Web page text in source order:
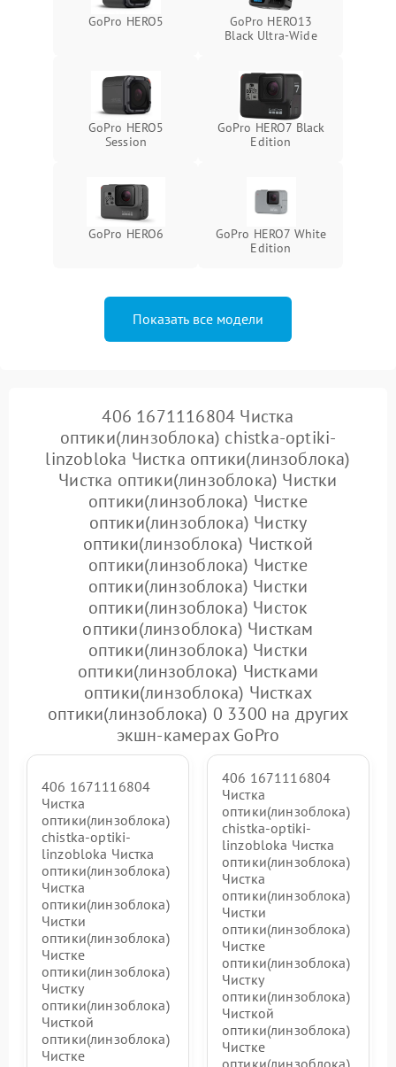
1000 ₽ Подробнее →
Повреждение системы
защиты от перегрузок
Подробнее →
Неисправность системы
GoPro HERO5
GoPro HERO13
Black Ultra‑Wide
GoPro HERO5
Session
GoPro HERO7 Black
Edition
GoPro HERO6
GoPro HERO7 White
Edition
Показать все модели
406 1671116804 Чистка
оптики(линзоблока) chistka-optiki-
linzobloka Чистка оптики(линзоблока)
Чистка оптики(линзоблока) Чистки
оптики(линзоблока) Чистке
оптики(линзоблока) Чистку
оптики(линзоблока) Чисткой
оптики(линзоблока) Чистке
оптики(линзоблока) Чистки
оптики(линзоблока) Чисток
оптики(линзоблока) Чисткам
оптики(линзоблока) Чистки
оптики(линзоблока) Чистками
оптики(линзоблока) Чистках
оптики(линзоблока) 0 3300 на других
экшн-камерах GoPro
406 1671116804
Чистка
оптики(линзоблока)
chistka-optiki-
linzobloka Чистка
оптики(линзоблока)
Чистка
оптики(линзоблока)
Чистки
оптики(линзоблока)
Чистке
оптики(линзоблока)
Чистку
оптики(линзоблока)
Чисткой
оптики(линзоблока)
Чистке
406 1671116804
Чистка
оптики(линзоблока)
chistka-optiki-
linzobloka Чистка
оптики(линзоблока)
Чистка
оптики(линзоблока)
Чистки
оптики(линзоблока)
Чистке
оптики(линзоблока)
Чистку
оптики(линзоблока)
Чисткой
оптики(линзоблока)
Чистке
оптики(линзоблока)